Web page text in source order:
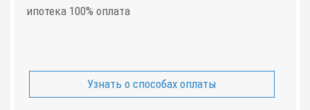
ипотека 100% оплата
Узнать о способах оплаты